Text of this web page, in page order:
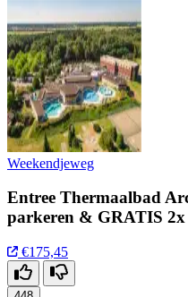
Weekendjeweg
Entree Thermaalbad
parkeren & GRATIS 2x
€175,45